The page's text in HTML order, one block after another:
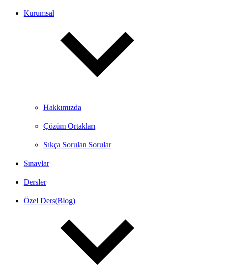
Kurumsal
Hakkımızda
Çözüm Ortakları
Sıkça Sorulan Sorular
Sınavlar
Dersler
Özel Ders(Blog)